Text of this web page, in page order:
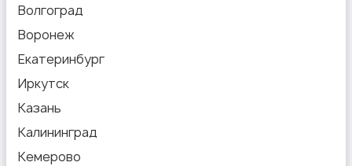
Волгоград
Воронеж
Екатеринбург
Иркутск
Казань
Калининград
Кемерово